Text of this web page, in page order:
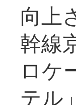
向上
幹線
ロケ
テル